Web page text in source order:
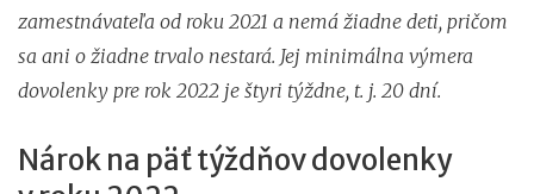
zamestnávateľa od roku 2021 a nemá žiadne deti, pričom
sa ani o žiadne trvalo nestará. Jej minimálna výmera
dovolenky pre rok 2022 je štyri týždne, t. j. 20 dní.
Nárok na päť týždňov dovolenky